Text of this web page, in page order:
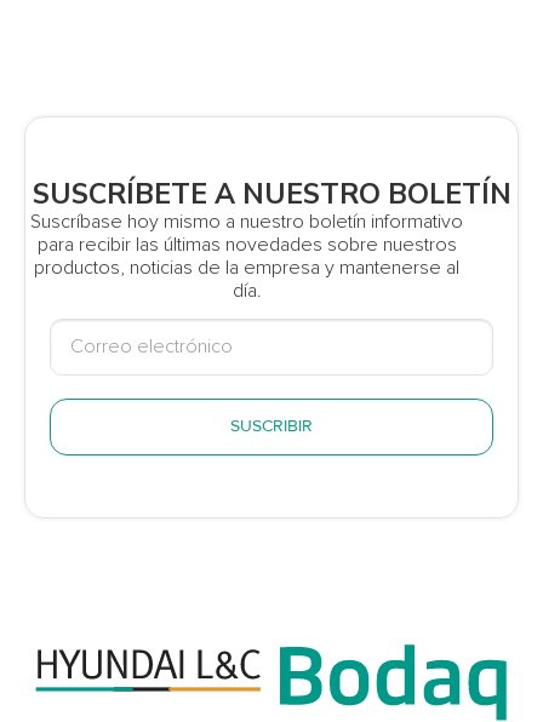
SUSCRÍBETE A NUESTRO BOLETÍN
Suscríbase hoy mismo a nuestro boletín informativo
para recibir las últimas novedades sobre nuestros
productos, noticias de la empresa y mantenerse al
día.
SUSCRIBIR